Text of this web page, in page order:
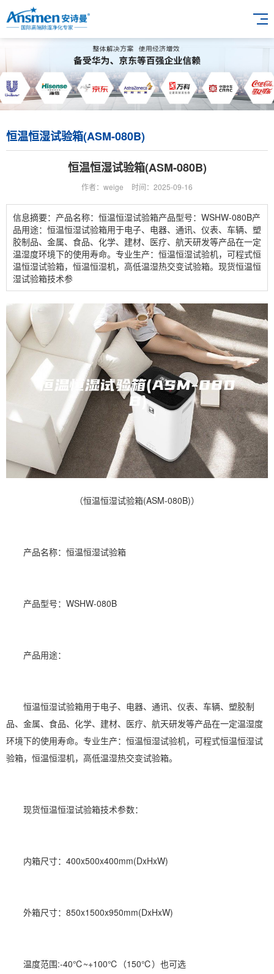
恒温恒湿试验箱(ASM-080B)
恒温恒湿试验箱(ASM-080B)
作者：weige 时间：2025-09-16
信息摘要：产品名称：恒温恒湿试验箱产品型号：WSHW-080B产
品用途：恒温恒湿试验箱用于电子、电器、通讯、仪表、车辆、塑
胶制品、金属、食品、化学、建材、医疗、航天研发等产品在一定
温湿度环境下的使用寿命。专业生产：恒温恒湿试验机，可程式恒
温恒湿试验箱，恒温恒湿机，高低温湿热交变试验箱。现货恒温恒
湿试验箱技术参
（恒温恒湿试验箱(ASM-080B)）
产品名称： 恒温恒湿试验箱
产品型号：WSHW-080B
产品用途：
恒温恒湿试验箱用于电子、 电器、通讯、仪表、车辆、塑胶制
品、金属、食品、化学、建材、医疗、航天研发等产品在一定温湿度
环境下的使用寿命。专业生产：恒温恒湿试验机，可程式恒温恒湿试
验箱， 恒温恒湿机，高低温湿热交变试验箱。
现货恒温恒湿试验箱技术参数：
内箱尺寸：400x500x400mm(DxHxW)
外箱尺寸：850x1500x950mm(DxHxW)
温度范围:-40℃~+100℃（150℃）也可选